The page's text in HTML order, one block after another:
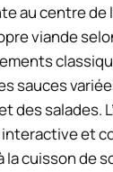
au centre de
viande
sauces
des salades.
et
cuisson de